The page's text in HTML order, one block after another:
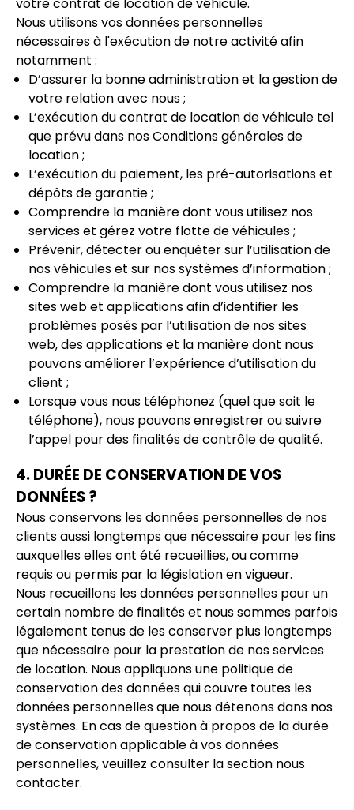
Nous utilisons vos données personnelles
nécessaires à l'exécution de notre activité afin
notamment :
D’assurer la bonne administration et la gestion de
votre relation avec nous ;
L’exécution du contrat de location de véhicule tel
que prévu dans nos Conditions générales de
location ;
L’exécution du paiement, les pré-autorisations et
dépôts de garantie ;
Comprendre la manière dont vous utilisez nos
services et gérez votre flotte de véhicules ;
Prévenir, détecter ou enquêter sur l’utilisation de
nos véhicules et sur nos systèmes d’information ;
Comprendre la manière dont vous utilisez nos
sites web et applications afin d’identifier les
problèmes posés par l’utilisation de nos sites
web, des applications et la manière dont nous
pouvons améliorer l’expérience d’utilisation du
client ;
Lorsque vous nous téléphonez (quel que soit le
téléphone), nous pouvons enregistrer ou suivre
l’appel pour des finalités de contrôle de qualité.
4. DURÉE DE CONSERVATION DE VOS
DONNÉES ?
Nous conservons les données personnelles de nos
clients aussi longtemps que nécessaire pour les fins
auxquelles elles ont été recueillies, ou comme
requis ou permis par la législation en vigueur.
Nous recueillons les données personnelles pour un
certain nombre de finalités et nous sommes parfois
légalement tenus de les conserver plus longtemps
que nécessaire pour la prestation de nos services
de location. Nous appliquons une politique de
conservation des données qui couvre toutes les
données personnelles que nous détenons dans nos
systèmes. En cas de question à propos de la durée
de conservation applicable à vos données
personnelles, veuillez consulter la section nous
contacter.